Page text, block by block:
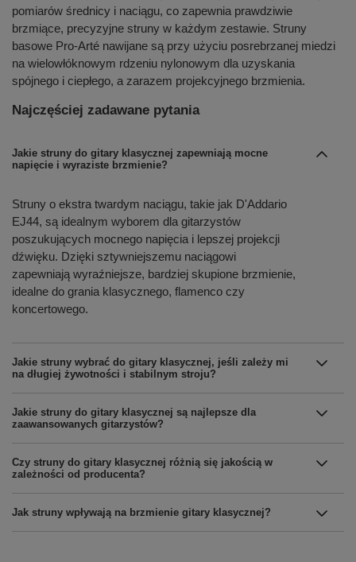
pomiarów średnicy i naciągu, co zapewnia prawdziwie
brzmiące, precyzyjne struny w każdym zestawie. Struny
basowe Pro-Arté nawijane są przy użyciu posrebrzanej miedzi
na wielowłóknowym rdzeniu nylonowym dla uzyskania
spójnego i ciepłego, a zarazem projekcyjnego brzmienia.
Najczęściej zadawane pytania
Jakie struny do gitary klasycznej zapewniają mocne
napięcie i wyraziste brzmienie?
Struny o ekstra twardym naciągu, takie jak D'Addario
EJ44, są idealnym wyborem dla gitarzystów
poszukujących mocnego napięcia i lepszej projekcji
dźwięku. Dzięki sztywniejszemu naciągowi
zapewniają wyraźniejsze, bardziej skupione brzmienie,
idealne do grania klasycznego, flamenco czy
koncertowego.
Jakie struny wybrać do gitary klasycznej, jeśli zależy mi
na długiej żywotności i stabilnym stroju?
Jakie struny do gitary klasycznej są najlepsze dla
zaawansowanych gitarzystów?
Czy struny do gitary klasycznej różnią się jakością w
zależności od producenta?
Jak struny wpływają na brzmienie gitary klasycznej?